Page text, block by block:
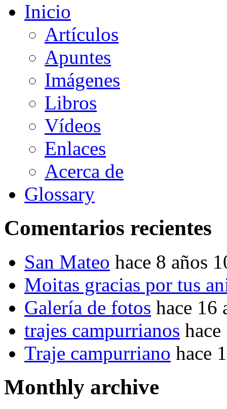
Inicio
Artículos
Apuntes
Imágenes
Libros
Vídeos
Enlaces
Acerca de
Glossary
Comentarios recientes
San Mateo hace 8 años
Moitas gracias por tus
Galería de fotos hace 16
trajes campurrianos
Traje campurriano hace
Monthly archive